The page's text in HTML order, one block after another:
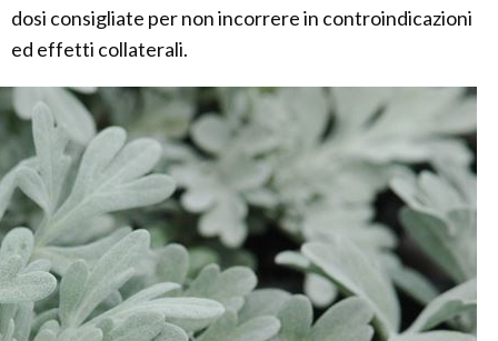
dosi consigliate per non incorrere in controindicazioni
ed effetti collaterali.